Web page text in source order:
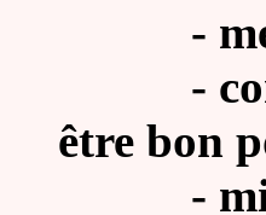
-
-
être bon
-